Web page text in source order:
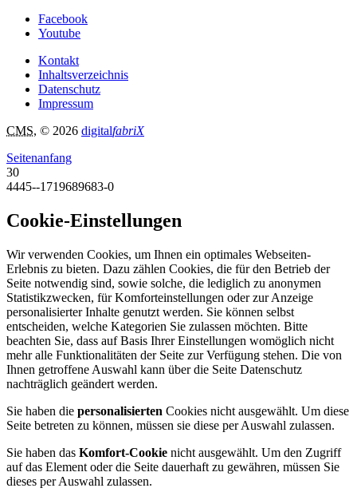
Facebook
Youtube
Kontakt
Inhaltsverzeichnis
Datenschutz
Impressum
CMS, © 2026 digitalfabriX
Seitenanfang
30
4445--1719689683-0
Cookie-Einstellungen
Wir verwenden Cookies, um Ihnen ein optimales Webseiten-
Erlebnis zu bieten. Dazu zählen Cookies, die für den Betrieb der
Seite notwendig sind, sowie solche, die lediglich zu anonymen
Statistikzwecken, für Komforteinstellungen oder zur Anzeige
personalisierter Inhalte genutzt werden. Sie können selbst
entscheiden, welche Kategorien Sie zulassen möchten. Bitte
beachten Sie, dass auf Basis Ihrer Einstellungen womöglich nicht
mehr alle Funktionalitäten der Seite zur Verfügung stehen. Die von
Ihnen getroffene Auswahl kann über die Seite Datenschutz
nachträglich geändert werden.
Sie haben die personalisierten Cookies nicht ausgewählt. Um diese
Seite betreten zu können, müssen sie diese per Auswahl zulassen.
Sie haben das Komfort-Cookie nicht ausgewählt. Um den Zugriff
auf das Element oder die Seite dauerhaft zu gewähren, müssen Sie
dieses per Auswahl zulassen.